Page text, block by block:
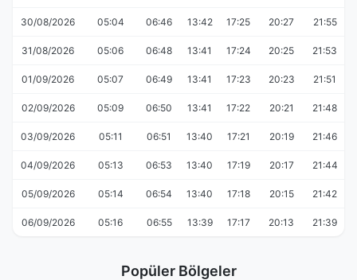
30/08/2026 05:04 06:46 13:42 17:25 20:27 21:55
31/08/2026 05:06 06:48 13:41 17:24 20:25 21:53
01/09/2026 05:07 06:49 13:41 17:23 20:23 21:51
02/09/2026 05:09 06:50 13:41 17:22 20:21 21:48
03/09/2026 05:11 06:51 13:40 17:21 20:19 21:46
04/09/2026 05:13 06:53 13:40 17:19 20:17 21:44
05/09/2026 05:14 06:54 13:40 17:18 20:15 21:42
06/09/2026 05:16 06:55 13:39 17:17 20:13 21:39
Popüler Bölgeler